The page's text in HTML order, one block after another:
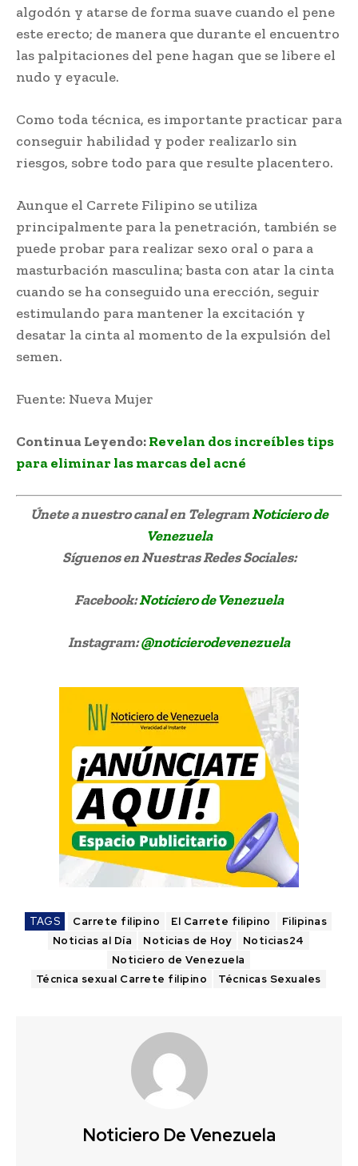
algodón y atarse de forma suave cuando el pene
este erecto; de manera que durante el encuentro
las palpitaciones del pene hagan que se libere el
nudo y eyacule.
Como toda técnica, es importante practicar para
conseguir habilidad y poder realizarlo sin
riesgos, sobre todo para que resulte placentero.
Aunque el Carrete Filipino se utiliza
principalmente para la penetración, también se
puede probar para realizar sexo oral o para a
masturbación masculina; basta con atar la cinta
cuando se ha conseguido una erección, seguir
estimulando para mantener la excitación y
desatar la cinta al momento de la expulsión del
semen.
Fuente: Nueva Mujer
Continua Leyendo:Revelan dos increíbles tips
para eliminar las marcas del acné
Únete a nuestro canal en TelegramNoticiero de
Venezuela
Síguenosen Nuestras Redes Sociales:
Facebook:Noticiero de Venezuela
Instagram:@noticierodevenezuela
TAGS Carrete filipino El Carrete filipino
Filipinas
Noticias al Día
Noticias de Hoy
Noticias24
Noticiero de Venezuela
Técnica sexual Carrete filipino
Técnicas Sexuales
Noticiero De Venezuela